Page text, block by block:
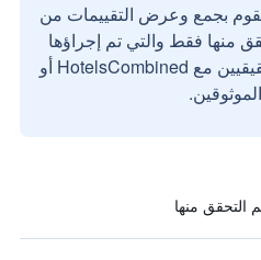
بجمع وعرض التقييمات من
منها فقط والتي تم إجراؤها
بواسطة مستخدمين حقيقيين مع HotelsCombined أو